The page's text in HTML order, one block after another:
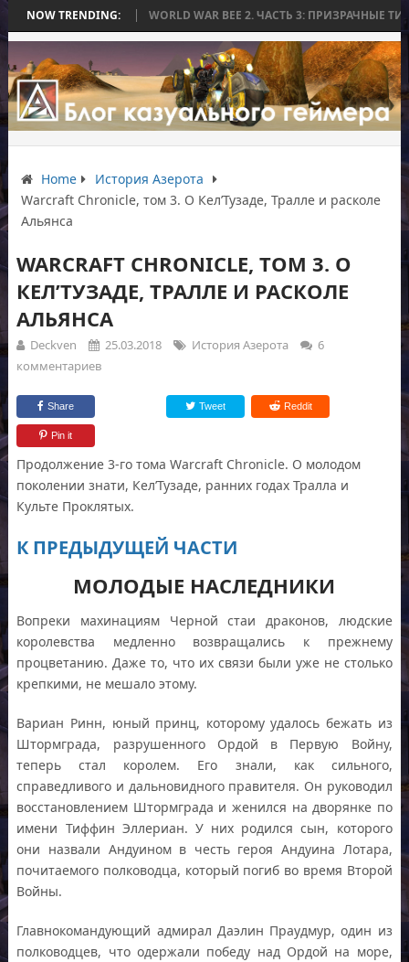
NOW TRENDING:
БИТВЫ WORLD WAR BEE 2. ЧАСТЬ 3: ПРИЗРАЧНЫЕ ТИТАНЫ И
Home
История Азерота
Warcraft Chronicle, том 3. О Кел’Тузаде, Тралле и расколе
Альянса
WARCRAFT CHRONICLE, ТОМ 3. О
КЕЛ’ТУЗАДЕ, ТРАЛЛЕ И РАСКОЛЕ
АЛЬЯНСА
Deckven 25.03.2018 История Азерота
6
комментариев
Share Tweet Reddit
Pin it
Продолжение 3-го тома Warcraft Chronicle. О молодом
поколении знати, Кел’Тузаде, ранних годах Тралла и
Культе Проклятых.
К ПРЕДЫДУЩЕЙ ЧАСТИ
МОЛОДЫЕ НАСЛЕДНИКИ
Вопреки махинациям Черной стаи драконов, людские
королевства медленно возвращались к прежнему
процветанию. Даже то, что их связи были уже не столько
крепкими, не мешало этому.
Вариан Ринн, юный принц, которому удалось бежать из
Штормграда, разрушенного Ордой в Первую Войну,
теперь стал королем. Его знали, как сильного,
справедливого и дальновидного правителя. Он руководил
восстановлением Штормграда и женился на дворянке по
имени Тиффин Эллериан. У них родился сын, которого
они назвали Андуином в честь героя Андуина Лотара,
почитаемого полководца, который погиб во время Второй
Войны.
Главнокомандующий адмирал Даэлин Праудмур, один из
полководцев, что одержали победу над Ордой на море,